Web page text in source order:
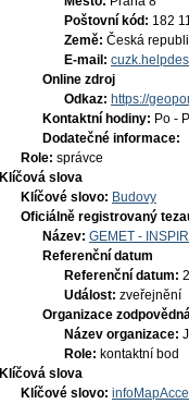
Poštovní kód: 182
Země: Česká
E-mail:
Online zdroj
Odkaz: https://
Kontaktní hodiny: Po -
Dodatečné informace:
Role: správce
Klíčová slova
Klíčové slovo: Budovy
Oficiálně registrovaný
Název: GEMET -
Referenční datum
Referenční datum:
Událost: zveřejnění
Organizace
Název organizace:
Role: kontaktní bod
Klíčová slova
Klíčové slovo: